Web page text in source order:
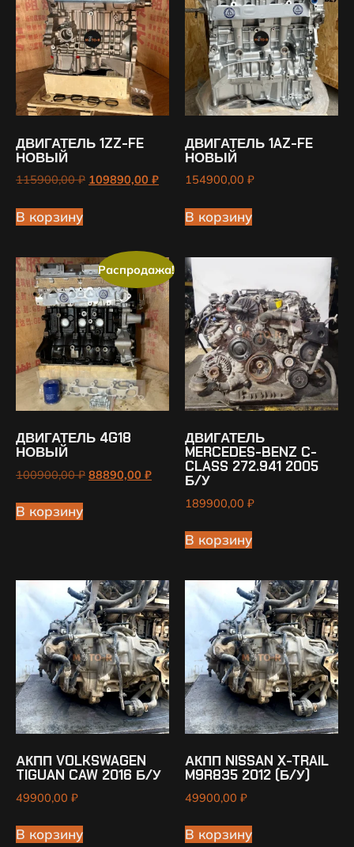
ДВИГАТЕЛЬ 1ZZ-FE
НОВЫЙ
115900,00₽ 109890,00 ₽
В корзину
ДВИГАТЕЛЬ 1AZ-FE
НОВЫЙ
154900,00 ₽
В корзину
Распродажа!
ДВИГАТЕЛЬ 4G18
НОВЫЙ
100900,00₽ 88890,00 ₽
В корзину
ДВИГАТЕЛЬ
MERCEDES-BENZ C-
CLASS 272.941 2005
Б/У
189900,00 ₽
В корзину
АКПП VOLKSWAGEN
TIGUAN CAW 2016 Б/У
49900,00 ₽
В корзину
АКПП NISSAN X-TRAIL
M9R835 2012 (Б/У)
49900,00 ₽
В корзину